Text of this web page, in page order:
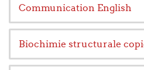
Communication English
Biochimie structurale